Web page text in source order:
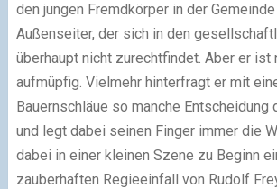
den jungen Fremdkörper in der
Außenseiter, der sich in den
überhaupt nicht zurechtfindet. Aber er ist
aufmüpfig. Vielmehr hinterfragt er mit
Bauernschläue so manche Entscheidung
und legt dabei seinen Finger immer die
dabei in einer kleinen Szene zu Beginn
zauberhaften Regieeinfall von Rudolf